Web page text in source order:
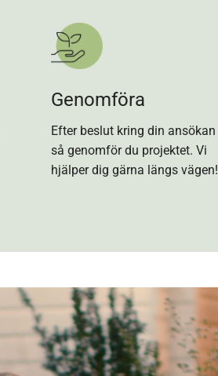
Genomföra
Efter beslut kring din ansökan
så genomför du projektet. Vi
hjälper dig gärna längs vägen!